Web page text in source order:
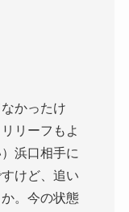
かったけ
リーフもよ
浜口相手に
けど、追い
。今の状態